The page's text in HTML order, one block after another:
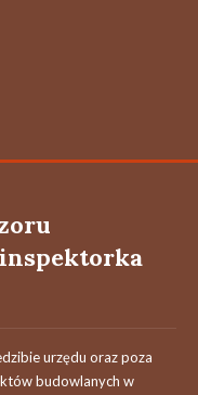
urzędu oraz poza
budowlanych w